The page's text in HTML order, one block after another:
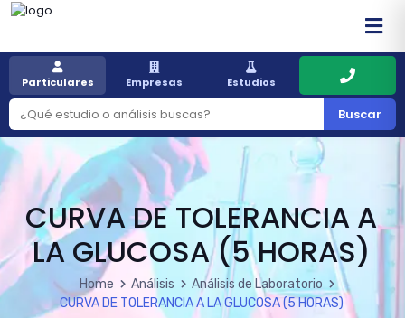
Particulares Empresas Estudios
Buscar
CURVA DE TOLERANCIA A
LA GLUCOSA (5 HORAS)
Home Análisis
Análisis de Laboratorio
CURVA DE TOLERANCIA A LA GLUCOSA (5 HORAS)